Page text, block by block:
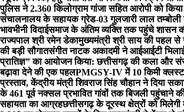
पुलिस ने 2.360 किलोग्राम गांजा सहित आरोपी को किया
संचालनालय के सहायक ग्रेड-03 गुलजारी लाल तम्बोली
भावभीनी विदाईसमाज के अंतिम व्यक्ति तक पहुंचे शासन
राज्यपाल श्री रमेन डेकामुख्यमंत्री श्री साय की पहल
की बड़ी सौगातसंगीत नाटक अकादमी ने आईआईटी
प्रातिज्ञ” का आयोजन किया: छत्तीसगढ़ की कला और
बढ़ावा देने की एक पहलPMGSY-IV में 10 किमी
प्रस्ताव, केंद्रीय मंत्री शिवराज सिंह चौहान ने दिया
के 461 पूर्व नक्सल प्रभावित गांवों तक बिजली पहुंचाने
सहायता का आग्रहछत्तीसगढ़ के दूरस्थ क्षेत्रों को